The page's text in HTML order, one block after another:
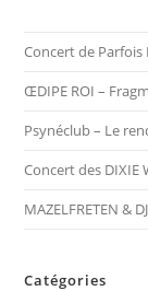
Concert de Parfois
ŒDIPE ROI –
Psynéclub – Le
Concert des DIXIE
MAZELFRETEN &
Catégories